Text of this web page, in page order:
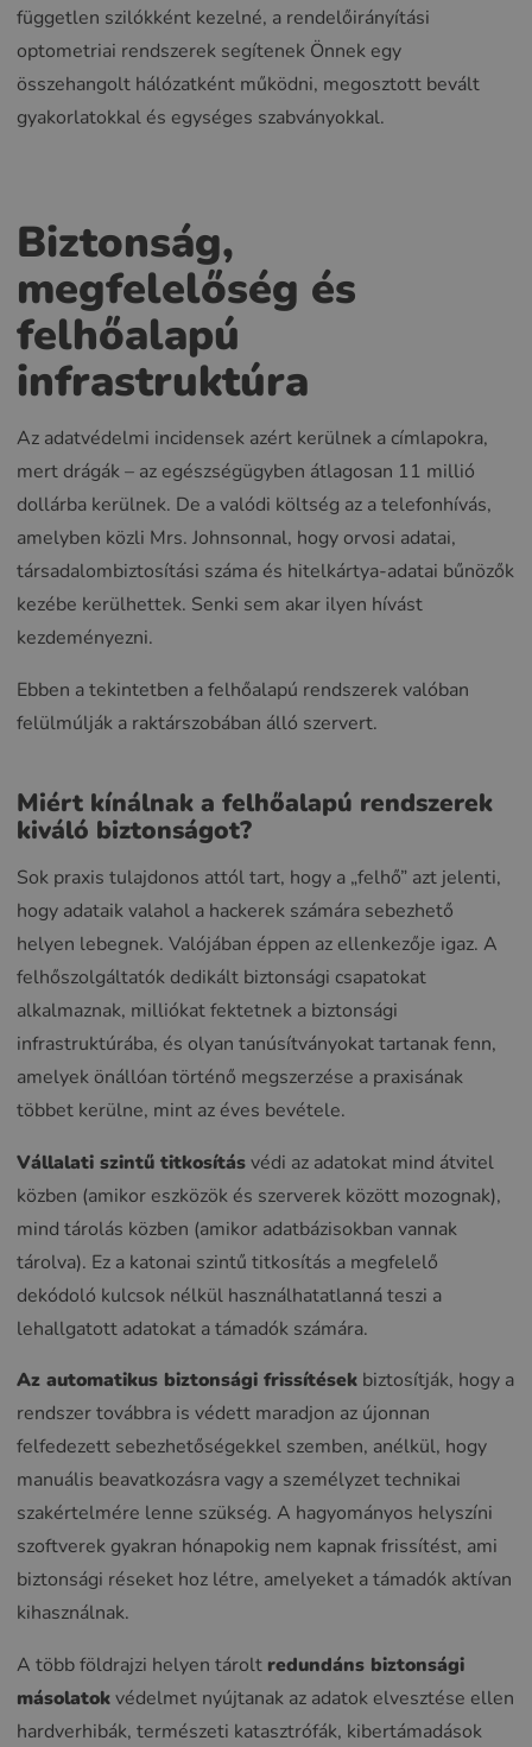
független szilókként kezelné, a rendelőirányítási
optometriai rendszerek segítenek Önnek egy
összehangolt hálózatként működni, megosztott bevált
gyakorlatokkal és egységes szabványokkal.
Biztonság,
megfelelőség és
felhőalapú
infrastruktúra
Az adatvédelmi incidensek azért kerülnek a címlapokra,
mert drágák – az egészségügyben átlagosan 11 millió
dollárba kerülnek. De a valódi költség az a telefonhívás,
amelyben közli Mrs. Johnsonnal, hogy orvosi adatai,
társadalombiztosítási száma és hitelkártya-adatai bűnözők
kezébe kerülhettek. Senki sem akar ilyen hívást
kezdeményezni.
Ebben a tekintetben a felhőalapú rendszerek valóban
felülmúlják a raktárszobában álló szervert.
Miért kínálnak a felhőalapú rendszerek
kiváló biztonságot?
Sok praxis tulajdonos attól tart, hogy a „felhő” azt jelenti,
hogy adataik valahol a hackerek számára sebezhető
helyen lebegnek. Valójában éppen az ellenkezője igaz. A
felhőszolgáltatók dedikált biztonsági csapatokat
alkalmaznak, milliókat fektetnek a biztonsági
infrastruktúrába, és olyan tanúsítványokat tartanak fenn,
amelyek önállóan történő megszerzése a praxisának
többet kerülne, mint az éves bevétele.
Vállalati szintű titkosításvédi az adatokat mind átvitel
közben (amikor eszközök és szerverek között mozognak),
mind tárolás közben (amikor adatbázisokban vannak
tárolva). Ez a katonai szintű titkosítás a megfelelő
dekódoló kulcsok nélkül használhatatlanná teszi a
lehallgatott adatokat a támadók számára.
Az automatikus biztonsági frissítések biztosítják, hogy a
rendszer továbbra is védett maradjon az újonnan
felfedezett sebezhetőségekkel szemben, anélkül, hogy
manuális beavatkozásra vagy a személyzet technikai
szakértelmére lenne szükség. A hagyományos helyszíni
szoftverek gyakran hónapokig nem kapnak frissítést, ami
biztonsági réseket hoz létre, amelyeket a támadók aktívan
kihasználnak.
A több földrajzi helyen tárolt redundáns biztonsági
másolatokvédelmet nyújtanak az adatok elvesztése ellen
hardverhibák, természeti katasztrófák, kibertámadások